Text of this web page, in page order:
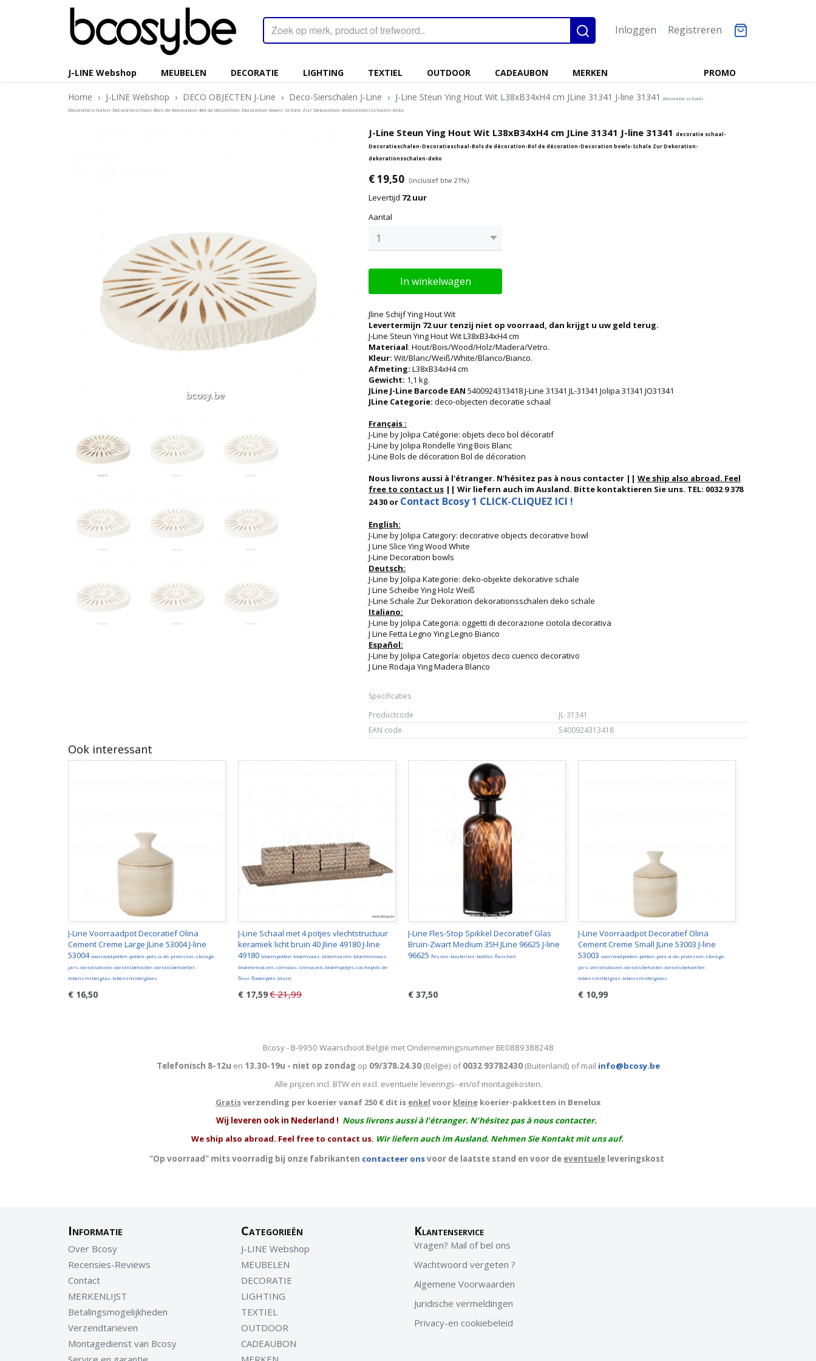
Inloggen Registreren
PROMO
J-LINE Webshop MEUBELEN DECORATIE LIGHTING TEXTIEL OUTDOOR CADEAUBON MERKEN
Home › J-LINE Webshop › DECO OBJECTEN J-Line › Deco-Sierschalen J-Line › J-Line Steun Ying Hout Wit L38xB34xH4 cm JLine 31341 J-line 31341
decoratie schaal-
Decoratieschalen-Decoratieschaal-Bols de décoration-Bol de décoration-Decoration bowls-Schale Zur Dekoration-dekorationsschalen-deko
J-Line Steun Ying Hout Wit L38xB34xH4 cm JLine 31341 J-line 31341 decoratie schaal-
Decoratieschalen-Decoratieschaal-Bols de décoration-Bol de décoration-Decoration bowls-Schale Zur Dekoration-
dekorationsschalen-deko
€ 19,50 (inclusief btw 21%)
Levertijd 72 uur
Aantal
In winkelwagen
Jline Schijf Ying Hout Wit
Levertermijn 72 uur tenzij niet op voorraad, dan krijgt u uw geld terug.
J-Line Steun Ying Hout Wit L38xB34xH4 cm
Materiaal: Hout/Bois/Wood/Holz/Madera/Vetro.
Kleur: Wit/Blanc/Weiß/White/Blanco/Bianco.
Afmeting: L38xB34xH4 cm
Gewicht: 1,1 kg.
JLine J-Line Barcode EAN 5400924313418 J-Line 31341 JL-31341 Jolipa 31341 JO31341
JLine Categorie: deco-objecten decoratie schaal
Français :
J-Line by Jolipa Catégorie: objets deco bol décoratif
J-Line by Jolipa Rondelle Ying Bois Blanc
J-Line Bols de décoration Bol de décoration
Nous livrons aussi à l'étranger. N'hésitez pas à nous contacter || We ship also abroad. Feel
free to contact us || Wir liefern auch im Ausland. Bitte kontaktieren Sie uns. TEL: 0032 9 378
24 30 or Contact Bcosy 1 CLICK-CLIQUEZ ICI !
English:
J-Line by Jolipa Category: decorative objects decorative bowl
J Line Slice Ying Wood White
J-Line Decoration bowls
Deutsch:
J-Line by Jolipa Kategorie: deko-objekte dekorative schale
J Line Scheibe Ying Holz Weiß
J-Line Schale Zur Dekoration dekorationsschalen deko schale
Italiano:
J-Line by Jolipa Categoria: oggetti di decorazione ciotola decorativa
J Line Fetta Legno Ying Legno Bianco
Español:
J-Line by Jolipa Categoría: objetos deco cuenco decorativo
J Line Rodaja Ying Madera Blanco
Specificaties
Productcode
JL-31341
EAN code
5400924313418
Ook interessant
J-Line Voorraadpot Decoratief Olina
Cement Creme Large JLine 53004 J-line
53004voorraadpotten-potten-pots-a-de-provision-storage-
jars-vorratsdosen-vorratsbehalter-vorratsbehaelter-
lebensmittelglas-lebensmittelglaes
€ 16,50
J-Line Schaal met 4 potjes vlechtstructuur
keramiek licht bruin 40 Jline 49180 J-line
49180 bloempotten-bloemvaas-bloemvazen-bloemenvaas-
bloemenvazen-siervaas-siervazen-bloempotjes-cachepots de
fleur-flowerpots-blum
€ 17,59€ 21,99
J-Line Fles-Stop Spikkel Decoratief Glas
Bruin-Zwart Medium 35H JLine 96625 J-line
96625 flessen-bouteilles-bottles-flaschen
€ 37,50
J-Line Voorraadpot Decoratief Olina
Cement Creme Small JLine 53003 J-line
53003 voorraadpotten-potten-pots-a-de-provision-storage-
jars-vorratsdosen-vorratsbehalter-vorratsbehaelter-
lebensmittelglas-lebensmittelglaes
€ 10,99
Bcosy - B-9950 Waarschoot België met Ondernemingsnummer BE0889388248
Telefonisch 8-12u en 13.30-19u - niet op zondag op 09/378.24.30(België) of0032 93782430(Buitenland) of mail info@bcosy.be
Alle prijzen incl. BTW en excl. eventuele leverings- en/of montagekosten.
Gratisverzending per koerier vanaf 250 € dit is enkel voor kleinekoerier-pakketten in Benelux
Wij leveren ook in Nederland ! Nous livrons aussi à l'étranger. N'hésitez pas à nous contacter.
We ship also abroad. Feel free to contact us. Wir liefern auch im Ausland. Nehmen Sie Kontakt mit uns auf.
"Op voorraad" mits voorradig bij onze fabrikanten contacteer onsvoor de laatste stand en voor de eventuele leveringskost
Informatie
Over Bcosy
Recensies-Reviews
Contact
MERKENLIJST
Betalingsmogelijkheden
Verzendtarieven
Montagedienst van Bcosy
Categorieën
J-LINE Webshop
MEUBELEN
DECORATIE
LIGHTING
TEXTIEL
OUTDOOR
CADEAUBON
Klantenservice
Vragen? Mail of bel ons
Wachtwoord vergeten ?
Algemene Voorwaarden
Juridische vermeldingen
Privacy-en cookiebeleid